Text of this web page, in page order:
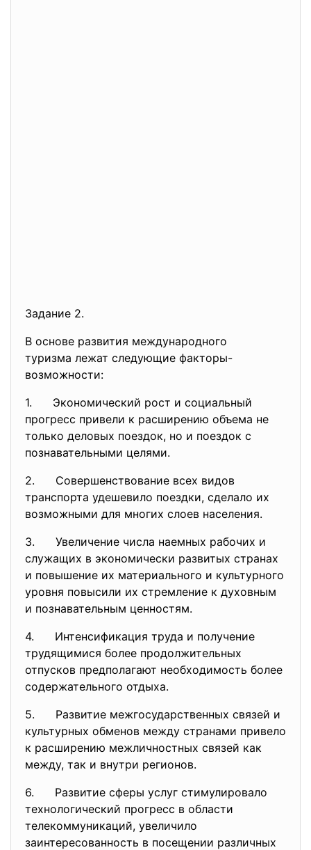
Задание 2.
В основе развития международного
туризма лежат следующие факторы-
возможности:
1. Экономический рост и социальный
прогресс привели к расширению объема не
только деловых поездок, но и поездок с
познавательными целями.
2. Совершенствование всех видов
транспорта удешевило поездки, сделало их
возможными для многих слоев населения.
3. Увеличение числа наемных рабочих и
служащих в экономически развитых странах
и повышение их материального и культурного
уровня повысили их стремление к духовным
и познавательным ценностям.
4. Интенсификация труда и получение
трудящимися более продолжительных
отпусков предполагают необходимость более
содержательного отдыха.
5. Развитие межгосударственных связей и
культурных обменов между странами привело
к расширению межличностных связей как
между, так и внутри регионов.
6. Развитие сферы услуг стимулировало
технологический прогресс в области
телекоммуникаций, увеличило
заинтересованность в посещении различных